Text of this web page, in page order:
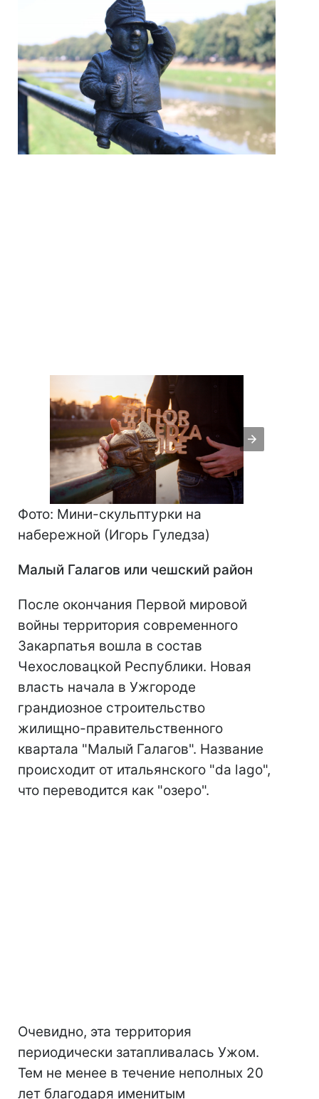
Фото: Мини-скульптурки на
набережной (Игорь Гуледза)
Малый Галагов или чешский район
После окончания Первой мировой
войны территория современного
Закарпатья вошла в состав
Чехословацкой Республики. Новая
власть начала в Ужгороде
грандиозное строительство
жилищно-правительственного
квартала "Малый Галагов". Название
происходит от итальянского "da lago",
что переводится как "озеро".
Очевидно, эта территория
периодически затапливалась Ужом.
Тем не менее в течение неполных 20
лет благодаря именитым